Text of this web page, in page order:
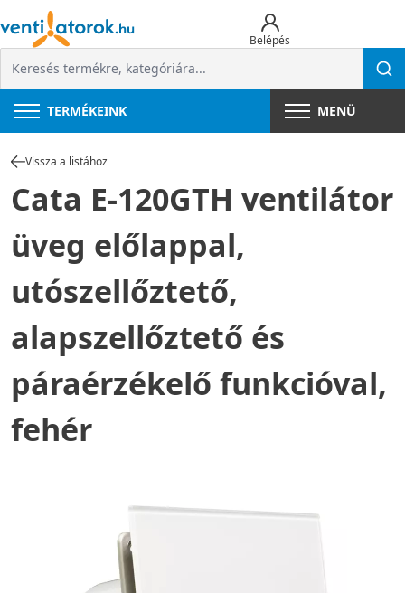
Belépés
TERMÉKEINK MENÜ
Vissza a listához
Cata E-120GTH ventilátor
üveg előlappal,
utószellőztető,
alapszellőztető és
páraérzékelő funkcióval,
fehér